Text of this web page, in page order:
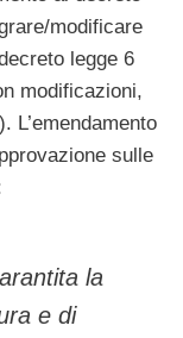
modificare
legge 6
modificazioni,
L’emendamento
sulle
la
e di